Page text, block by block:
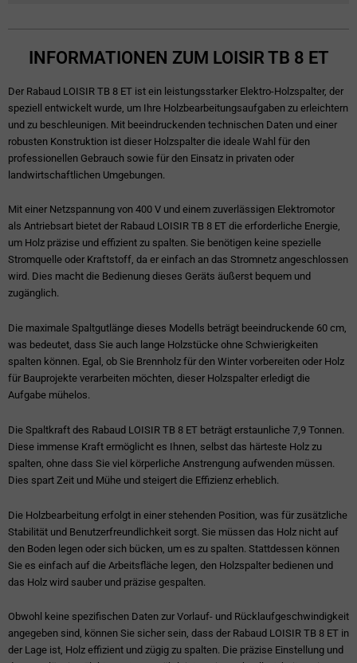
INFORMATIONEN ZUM LOISIR TB 8 ET
Der Rabaud LOISIR TB 8 ET ist ein leistungsstarker Elektro-Holzspalter, der
speziell entwickelt wurde, um Ihre Holzbearbeitungsaufgaben zu erleichtern
und zu beschleunigen. Mit beeindruckenden technischen Daten und einer
robusten Konstruktion ist dieser Holzspalter die ideale Wahl für den
professionellen Gebrauch sowie für den Einsatz in privaten oder
landwirtschaftlichen Umgebungen.
Mit einer Netzspannung von 400 V und einem zuverlässigen Elektromotor
als Antriebsart bietet der Rabaud LOISIR TB 8 ET die erforderliche Energie,
um Holz präzise und effizient zu spalten. Sie benötigen keine spezielle
Stromquelle oder Kraftstoff, da er einfach an das Stromnetz angeschlossen
wird. Dies macht die Bedienung dieses Geräts äußerst bequem und
zugänglich.
Die maximale Spaltgutlänge dieses Modells beträgt beeindruckende 60 cm,
was bedeutet, dass Sie auch lange Holzstücke ohne Schwierigkeiten
spalten können. Egal, ob Sie Brennholz für den Winter vorbereiten oder Holz
für Bauprojekte verarbeiten möchten, dieser Holzspalter erledigt die
Aufgabe mühelos.
Die Spaltkraft des Rabaud LOISIR TB 8 ET beträgt erstaunliche 7,9 Tonnen.
Diese immense Kraft ermöglicht es Ihnen, selbst das härteste Holz zu
spalten, ohne dass Sie viel körperliche Anstrengung aufwenden müssen.
Dies spart Zeit und Mühe und steigert die Effizienz erheblich.
Die Holzbearbeitung erfolgt in einer stehenden Position, was für zusätzliche
Stabilität und Benutzerfreundlichkeit sorgt. Sie müssen das Holz nicht auf
den Boden legen oder sich bücken, um es zu spalten. Stattdessen können
Sie es einfach auf die Arbeitsfläche legen, den Holzspalter bedienen und
das Holz wird sauber und präzise gespalten.
Obwohl keine spezifischen Daten zur Vorlauf- und Rücklaufgeschwindigkeit
angegeben sind, können Sie sicher sein, dass der Rabaud LOISIR TB 8 ET in
der Lage ist, Holz effizient und zügig zu spalten. Die präzise Einstellung und